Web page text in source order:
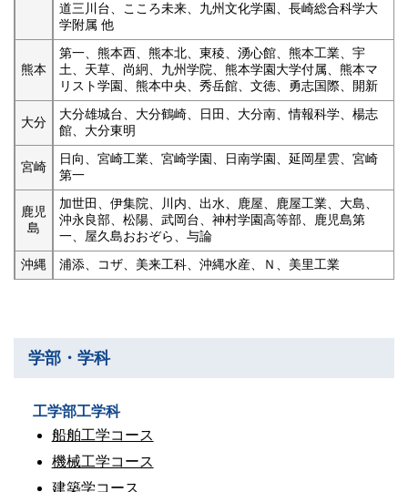
道三川台、こころ未来、九州文化学園、長崎総合科学大
学附属 他
熊本
第一、熊本西、熊本北、東稜、湧心館、熊本工業、宇
土、天草、尚絅、九州学院、熊本学園大学付属、熊本マ
リスト学園、熊本中央、秀岳館、文徳、勇志国際、開新
大分
大分雄城台、大分鶴崎、日田、大分南、情報科学、楊志
館、大分東明
宮崎
日向、宮崎工業、宮崎学園、日南学園、延岡星雲、宮崎
第一
鹿児
島
加世田、伊集院、川内、出水、鹿屋、鹿屋工業、大島、
沖永良部、松陽、武岡台、神村学園高等部、鹿児島第
一、屋久島おおぞら、与論
沖縄 浦添、コザ、美来工科、沖縄水産、Ｎ、美里工業
学部・学科
工学部工学科
船舶工学コース
機械工学コース
建築学コース